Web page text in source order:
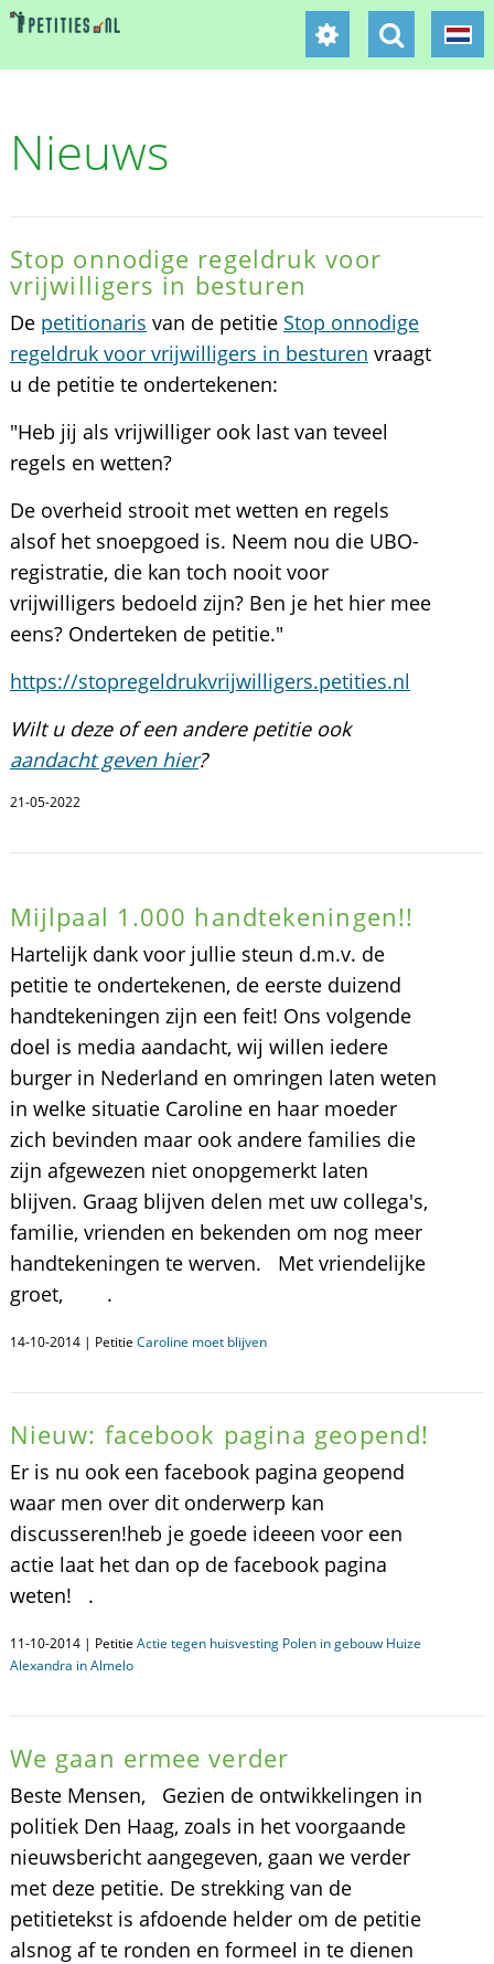
Nieuws
Stop onnodige regeldruk voor
vrijwilligers in besturen
De petitionaris van de petitie Stop onnodige
regeldruk voor vrijwilligers in besturen vraagt
u de petitie te ondertekenen:
"Heb jij als vrijwilliger ook last van teveel
regels en wetten?
De overheid strooit met wetten en regels
alsof het snoepgoed is. Neem nou die UBO-
registratie, die kan toch nooit voor
vrijwilligers bedoeld zijn? Ben je het hier mee
eens? Onderteken de petitie."
https://stopregeldrukvrijwilligers.petities.nl
Wilt u deze of een andere petitie ook
aandacht geven hier?
21-05-2022
Mijlpaal 1.000 handtekeningen!!
Hartelijk dank voor jullie steun d.m.v. de
petitie te ondertekenen, de eerste duizend
handtekeningen zijn een feit! Ons volgende
doel is media aandacht, wij willen iedere
burger in Nederland en omringen laten weten
in welke situatie Caroline en haar moeder
zich bevinden maar ook andere families die
zijn afgewezen niet onopgemerkt laten
blijven. Graag blijven delen met uw collega's,
familie, vrienden en bekenden om nog meer
handtekeningen te werven. Met vriendelijke
groet, .
14-10-2014 | Petitie Caroline moet blijven
Nieuw: facebook pagina geopend!
Er is nu ook een facebook pagina geopend
waar men over dit onderwerp kan
discusseren!heb je goede ideeen voor een
actie laat het dan op de facebook pagina
weten! .
11-10-2014 | Petitie Actie tegen huisvesting Polen in gebouw Huize
Alexandra in Almelo
We gaan ermee verder
Beste Mensen, Gezien de ontwikkelingen in
politiek Den Haag, zoals in het voorgaande
nieuwsbericht aangegeven, gaan we verder
met deze petitie. De strekking van de
petitietekst is afdoende helder om de petitie
alsnog af te ronden en formeel in te dienen